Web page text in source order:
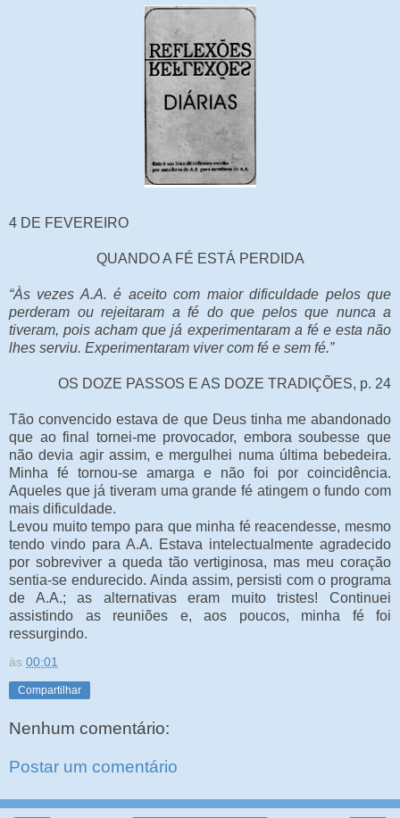
4 DE FEVEREIRO
QUANDO A FÉ ESTÁ PERDIDA
“Às vezes A.A. é aceito com maior dificuldade pelos que
perderam ou rejeitaram a fé do que pelos que nunca a
tiveram, pois acham que já experimentaram a fé e esta não
lhes serviu. Experimentaram viver com fé e sem fé.”
OS DOZE PASSOS E AS DOZE TRADIÇÕES, p. 24
Tão convencido estava de que Deus tinha me abandonado
que ao final tornei-me provocador, embora soubesse que
não devia agir assim, e mergulhei numa última bebedeira.
Minha fé tornou-se amarga e não foi por coincidência.
Aqueles que já tiveram uma grande fé atingem o fundo com
mais dificuldade.
Levou muito tempo para que minha fé reacendesse, mesmo
tendo vindo para A.A. Estava intelectualmente agradecido
por sobreviver a queda tão vertiginosa, mas meu coração
sentia-se endurecido. Ainda assim, persisti com o programa
de A.A.; as alternativas eram muito tristes! Continuei
assistindo as reuniões e, aos poucos, minha fé foi
ressurgindo.
às 00:01
Compartilhar
Nenhum comentário:
Postar um comentário